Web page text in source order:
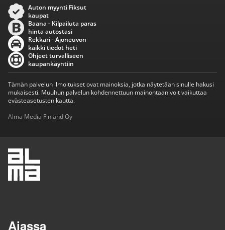
Auton myynti Fiksut
kaupat
Baana - Kilpailuta paras
hinta autostasi
Rekkari - Ajoneuvon
kaikki tiedot heti
Ohjeet turvalliseen
kaupankäyntiin
Tämän palvelun ilmoitukset ovat mainoksia, jotka näytetään sinulle hakusi
mukaisesti. Muuhun palvelun kohdennettuun mainontaan voit vaikuttaa
evästeasetusten kautta.
Alma Media Finland Oy